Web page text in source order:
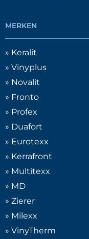
MERKEN
» Keralit
» Vinyplus
» Novalit
» Fronto
» Profex
» Duafort
» Eurotexx
» Kerrafront
» Multitexx
» MD
» Zierer
» Milexx
» VinyTherm